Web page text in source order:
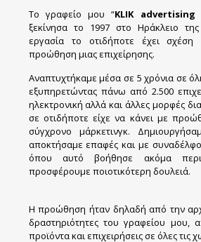
Το γραφείο μου “KLIK
ξεκίνησα το 1997 στο Ηράκλειο
εργασία το οτιδήποτε έχει σχέση
προώθηση μιας επιχείρησης.
Αναπτυχτήκαμε μέσα σε 5 χρόνια σε
εξυπηρετώντας πάνω από 2.500
ηλεκτρονική αλλά και άλλες μορφές
σε οτιδήποτε είχε να κάνει με
σύγχρονο μάρκετινγκ.
αποκτήσαμε επαφές και με
όπου αυτό βοήθησε ακόμα
προσφέρουμε ποιοτικότερη δουλειά.
Η προώθηση ήταν δηλαδή από την
δραστηριότητες του γραφείου μου,
προϊόντα και επιχειρήσεις σε όλες τις